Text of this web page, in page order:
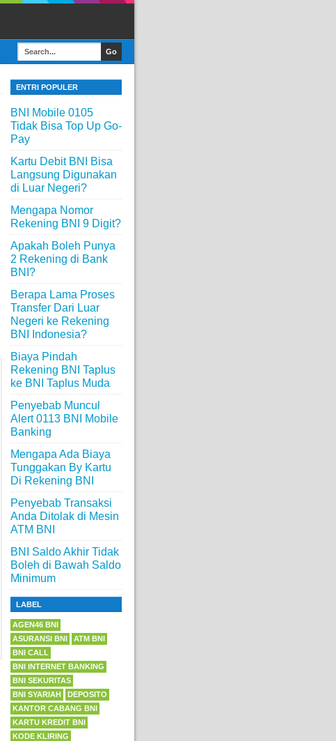
ENTRI POPULER
BNI Mobile 0105
Tidak Bisa Top Up Go-
Pay
Kartu Debit BNI Bisa
Langsung Digunakan
di Luar Negeri?
Mengapa Nomor
Rekening BNI 9 Digit?
Apakah Boleh Punya
2 Rekening di Bank
BNI?
Berapa Lama Proses
Transfer Dari Luar
Negeri ke Rekening
BNI Indonesia?
Biaya Pindah
Rekening BNI Taplus
ke BNI Taplus Muda
Penyebab Muncul
Alert 0113 BNI Mobile
Banking
Mengapa Ada Biaya
Tunggakan By Kartu
Di Rekening BNI
Penyebab Transaksi
Anda Ditolak di Mesin
ATM BNI
BNI Saldo Akhir Tidak
Boleh di Bawah Saldo
Minimum
LABEL
AGEN46 BNI
ASURANSI BNI
ATM BNI
BNI CALL
BNI INTERNET BANKING
BNI SEKURITAS
BNI SYARIAH
DEPOSITO
KANTOR CABANG BNI
KARTU KREDIT BNI
KODE KLIRING